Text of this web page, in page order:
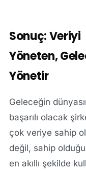
Sonuç: Veriyi
Yöneten,
Yönetir
Geleceğin
başarılı olacak
çok veriye sahip
değil, sahip
en akıllı şekilde